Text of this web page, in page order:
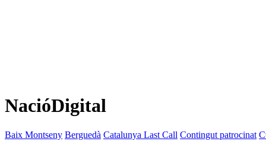
NacióDigital
Baix Montseny Berguedà Catalunya Last Call Contingut patrocinat